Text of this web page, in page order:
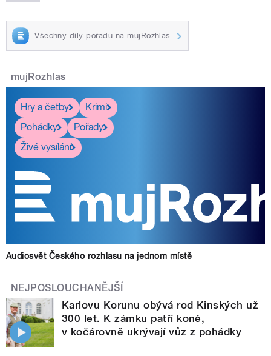
Všechny díly pořadu na mujRozhlas
mujRozhlas
Hry a četby
Krimi
Pohádky
Pořady
Živé vysílání
Audiosvět Českého rozhlasu na jednom místě
NEJPOSLOUCHANĚJŠÍ
Karlovu Korunu obývá rod Kinských už
300 let. K zámku patří koně,
v kočárovně ukrývají vůz z pohádky